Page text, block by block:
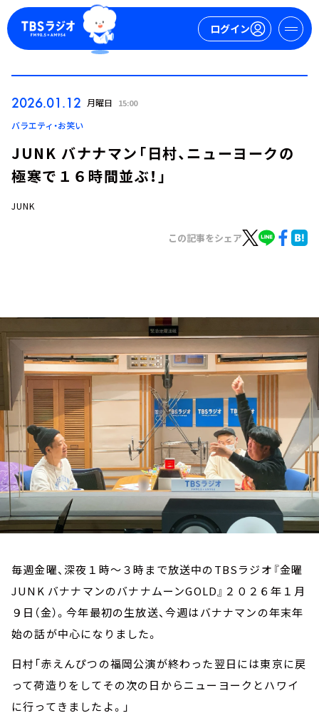
ログイン
ログイン
イベント・グッズ
YouTube
会社情報
2026.01.12 月曜日 15:00
バラエティ・お笑い
JUNK バナナマン「日村、ニューヨークの
極寒で１６時間並ぶ！」
JUNK
この記事をシェア
毎週金曜、深夜１時～３時まで放送中のTBSラジオ『金曜
JUNK バナナマンのバナナムーンGOLD』２０２６年１月
９日（金）。今年最初の生放送、今週はバナナマンの年末年
始の話が中心になりました。
日村「赤えんぴつの福岡公演が終わった翌日には東京に戻
って荷造りをしてその次の日からニューヨークとハワイ
に行ってきましたよ。」